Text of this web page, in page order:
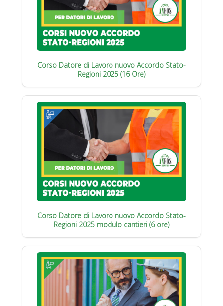
Corso Datore di Lavoro nuovo Accordo Stato-
Regioni 2025 (16 Ore)
Corso Datore di Lavoro nuovo Accordo Stato-
Regioni 2025 modulo cantieri (6 ore)